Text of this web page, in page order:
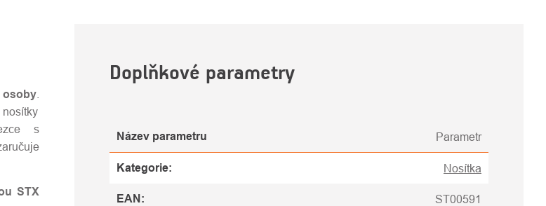
osoby
s
STX
Doplňkové parametry
Název parametru Parametr
Kategorie: Nosítka
EAN: ST00591